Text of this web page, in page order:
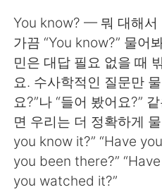
العربية
Deutsch 日本
Русский ไทย
Indonesia
Türkçe
You know? — 뭐 대해서
가끔 “You know?” 물어
민은 대답 필요 없을 때
요. 수사학적인 질문만
요?”나 “들어 봤어요?”
면 우리는 더 정확하게
you know it?” “Have
you been there?”
you watched it?”